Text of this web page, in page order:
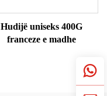
Hudijë uniseks 400G
franceze e madhe